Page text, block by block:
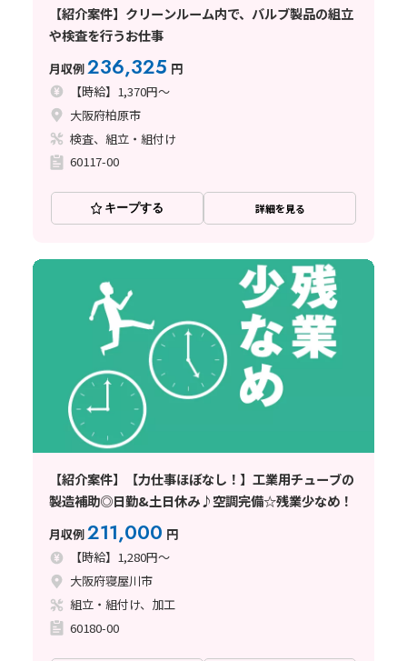
【紹介案件】クリーンルーム内で、バルブ製品の組立
や検査を行うお仕事
月収例236,325 円
【時給】1,370円～
大阪府柏原市
検査、組立・組付け
60117-00
キープする 詳細を見る
【紹介案件】【力仕事ほぼなし！】工業用チューブの
製造補助◎日勤&土日休み♪空調完備☆残業少なめ！
月収例211,000 円
【時給】1,280円～
大阪府寝屋川市
組立・組付け、加工
60180-00